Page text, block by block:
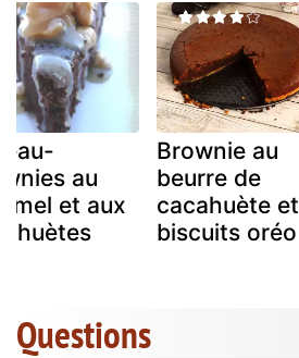
au
et aux
Brownie au
beurre de
cacahuète et
biscuits oréo
Questions